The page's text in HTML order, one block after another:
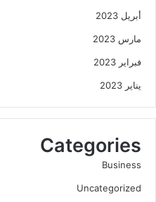
أبريل 2023
مارس 2023
فبراير 2023
يناير 2023
Categories
Business
Uncategorized